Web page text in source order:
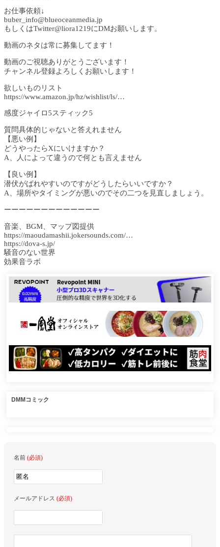
お仕事依頼↓
buber_info@blueoceanmedia.jp
もしくはTwitter@liora1219にDMお願いします。
動画のネタは常に募集してます！
動画のご視聴ありがとうございます！
チャンネル登録よろしくお願いします！
欲しいものリスト
https://www.amazon.jp/hz/wishlist/ls/…​​
感度ジャイロ5スティック5
質問具体的じゃないと答えれません
【悪い例】
どうやったらXにいけますか？
A、人によって違うので何とも言えません
【良い例】
潜伏がばれやすいのですがどうしたらいいですか？
A、場所やタイミングが悪いのでその二つを見直しましょう。
ーーーーーーーーーーーーー
音楽、BGM、マップ図提供
https://maoudamashii.jokersounds.com/…​
https://dova-s.jp/​
騒音のない世界
効果音ラボ
DMMコミック
名前 (必須)
メールアドレス (必須)